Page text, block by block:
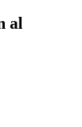
al